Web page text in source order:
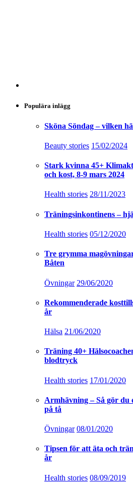
Populära inlägg
Sköna Söndag – vilken
Beauty stories 15/02/2024
Stark kvinna 45+
och kost, 8-9 mars 2024
Health stories 28/11/2023
Träningsinkontinens –
Health stories 05/12/2020
Tre grymma
Båten
Övningar 29/06/2020
Rekommenderade
år
Hälsa 21/06/2020
Träning 40+
blodtryck
Health stories 17/01/2020
Armhävning – Så gör
på tå
Övningar 08/01/2020
Tipsen för att äta och
år
Health stories 08/09/2019